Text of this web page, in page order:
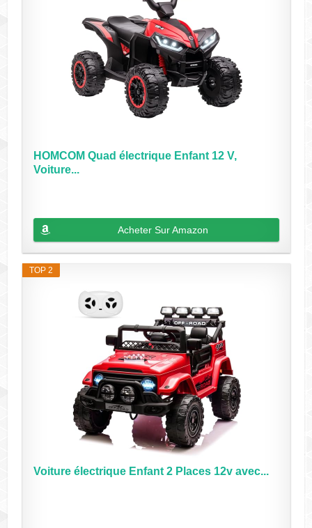
HOMCOM Quad électrique Enfant 12 V,
Voiture...
Acheter Sur Amazon
TOP 2
Voiture électrique Enfant 2 Places 12v avec...